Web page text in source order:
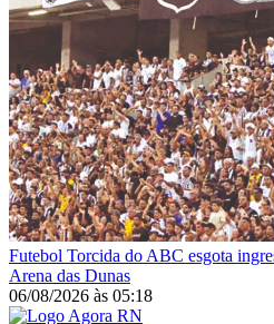
Futebol Torcida do ABC esgota
Arena das Dunas
06/08/2026 às 05:18